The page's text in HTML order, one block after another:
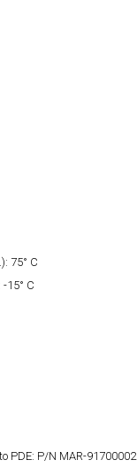
75° C
15° C
PDE: P/N MAR-91700002